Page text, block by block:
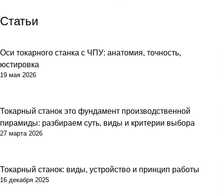
Статьи
Советы
Оси токарного станка с ЧПУ: анатомия, точность,
юстировка
19 мая 2026
Советы
Токарный станок это фундамент производственной
пирамиды: разбираем суть, виды и критерии выбора
27 марта 2026
Советы
Токарный станок: виды, устройство и принцип работы
16 декабря 2025